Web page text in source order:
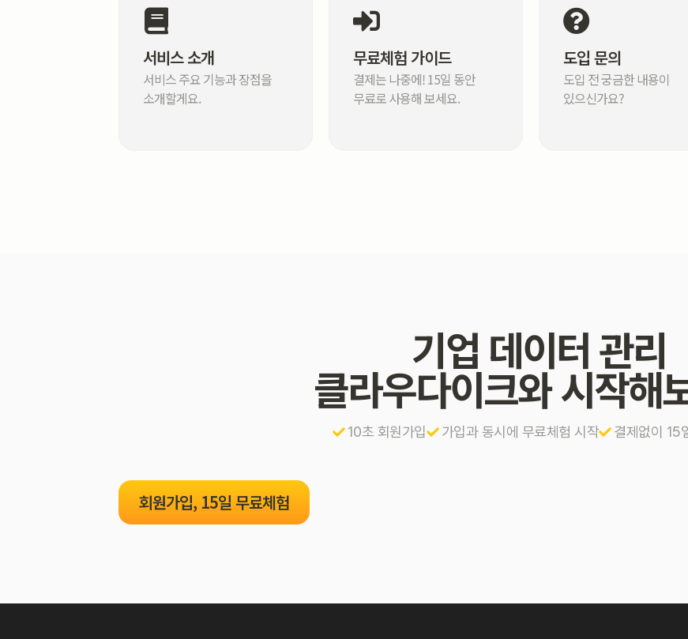
서비스 소개
서비스 주요 기능과 장점을
소개할게요.
무료체험 가이드
결제는 나중에! 15일 동안
무료로 사용해 보세요.
도입 문의
도입 전 궁금한 내용이
있으신가요?
기업 데이터 관리
클라우다이크와 시작해
10초 회원가입 가입과 동시에 무료체험 시작 결제없이 15
회원가입, 15일 무료체험